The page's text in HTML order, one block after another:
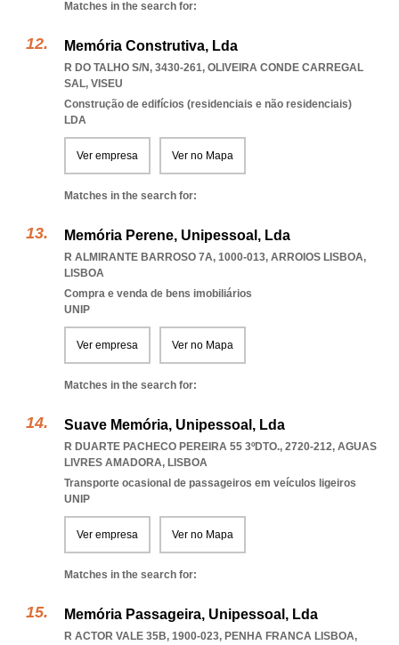
Matches in the search for:
Memória Construtiva, Lda
R DO TALHO S/N, 3430-261, OLIVEIRA CONDE CARREGAL
SAL, VISEU
Construção de edifícios (residenciais e não residenciais)
LDA
Ver empresa Ver no Mapa
Matches in the search for:
Memória Perene, Unipessoal, Lda
R ALMIRANTE BARROSO 7A, 1000-013, ARROIOS LISBOA,
LISBOA
Compra e venda de bens imobiliários
UNIP
Ver empresa Ver no Mapa
Matches in the search for:
Suave Memória, Unipessoal, Lda
R DUARTE PACHECO PEREIRA 55 3ºDTO., 2720-212, AGUAS
LIVRES AMADORA, LISBOA
Transporte ocasional de passageiros em veículos ligeiros
UNIP
Ver empresa Ver no Mapa
Matches in the search for:
Memória Passageira, Unipessoal, Lda
R ACTOR VALE 35B, 1900-023, PENHA FRANCA LISBOA,